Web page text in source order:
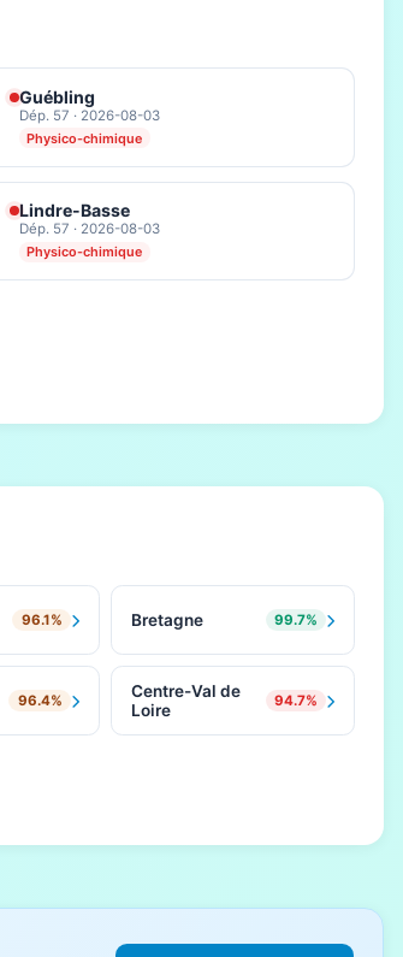
Guébling
Dép. 57 · 2026-08-03
Physico-chimique
Lindre-Basse
Dép. 57 · 2026-08-03
Physico-chimique
96.1% Bretagne 99.7%
96.4%
Centre-Val de
Loire
94.7%